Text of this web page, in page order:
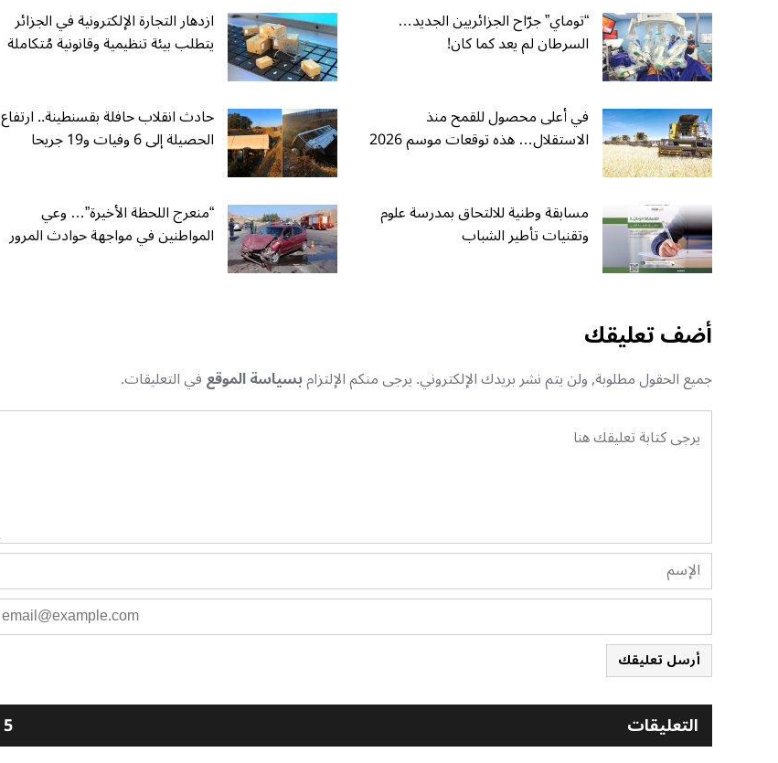
“توماي” جرّاح الجزائريين الجديد…
السرطان لم يعد كما كان!
ازدهار التجارة الإلكترونية في الجزائر
يتطلب بيئة تنظيمية وقانونية مُتكاملة
في أعلى محصول للقمح منذ
الاستقلال… هذه توقعات موسم 2026
حادث انقلاب حافلة بقسنطينة.. ارتفاع
الحصيلة إلى 6 وفيات و19 جريحا
مسابقة وطنية للالتحاق بمدرسة علوم
وتقنيات تأطير الشباب
“منعرج اللحظة الأخيرة”… وعي
المواطنين في مواجهة حوادث المرور
أضف تعليقك
جميع الحقول مطلوبة, ولن يتم نشر بريدك الإلكتروني. يرجى منكم الإلتزامبسياسة الموقعفي التعليقات.
أرسل تعليقك
التعليقات 5